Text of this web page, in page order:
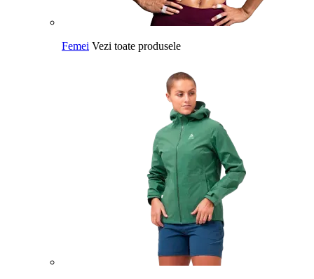
Femei Vezi toate produsele